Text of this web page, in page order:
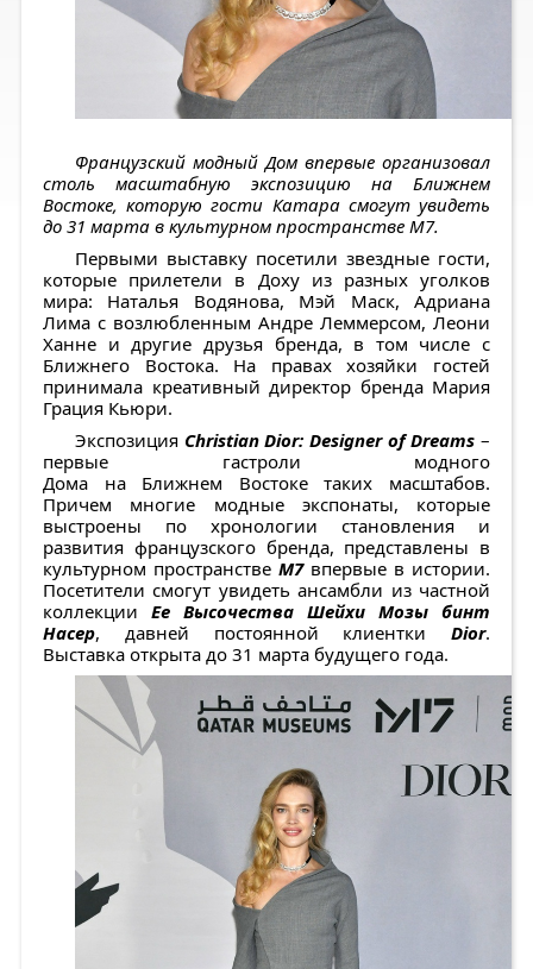
Французский модный Дом впервые организовал
столь масштабную экспозицию на Ближнем
Востоке, которую гости Катара смогут увидеть
до 31 марта в культурном пространстве M7.
Первыми выставку посетили звездные гости,
которые прилетели в Доху из разных уголков
мира: Наталья Водянова, Мэй Маск, Адриана
Лима с возлюбленным Андре Леммерсом, Леони
Ханне и другие друзья бренда, в том числе с
Ближнего Востока. На правах хозяйки гостей
принимала креативный директор бренда Мария
Грация Кьюри.
Экспозиция Christian Dior: Designer of Dreams –
первые гастроли модного
Дома на Ближнем Востоке таких масштабов.
Причем многие модные экспонаты, которые
выстроены по хронологии становления и
развития французского бренда, представлены в
культурном пространстве M7 впервые в истории.
Посетители смогут увидеть ансамбли из частной
коллекции Ее Высочества Шейхи Мозы бинт
Насер, давней постоянной клиентки Dior.
Выставка открыта до 31 марта будущего года.